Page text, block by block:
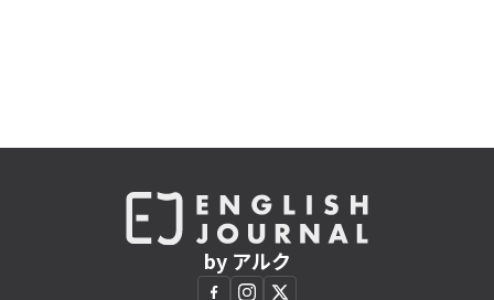
by アルク